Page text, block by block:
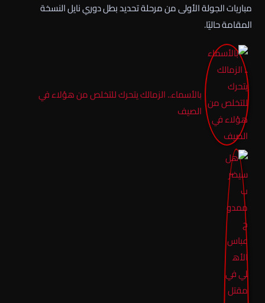
مباريات الجولة الأولى من مرحلة تحديد بطل دوري نايل النسخة
المقامة حاليًا.
بالأسماء.. الزمالك يتحرك للتخلص من هؤلاء في
الصيف